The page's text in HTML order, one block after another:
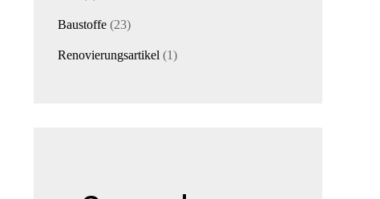
Baustoffe 2323
Renovierungsartikel 11